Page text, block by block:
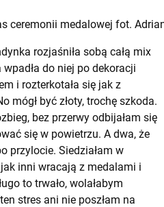
ceremonii medalowej fot.
rozjaśniła sobą całą mix
do niej po dekoracji
i rozterkotała się jak z
mógł być złoty, trochę szkoda.
bez przerwy odbijałam się
się w powietrzu. A dwa, że
przylocie. Siedziałam w
inni wracają z medalami i
to trwało, wolałabym
stres ani nie poszłam na